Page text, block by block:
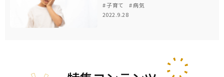
子育て
病気
2022.9.28